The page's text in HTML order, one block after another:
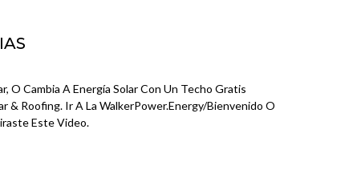
O Cambia A Energía Solar Con Un Techo Gratis
& Roofing. Ir A La WalkerPower.Energy/Bienvenido O
Este Video.